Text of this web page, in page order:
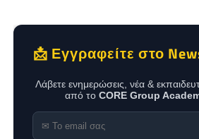
📩 Εγγραφείτε στο
Λάβετε ενημερώσεις, νέα &
από το CORE Group